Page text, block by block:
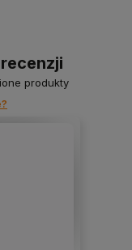
produkty